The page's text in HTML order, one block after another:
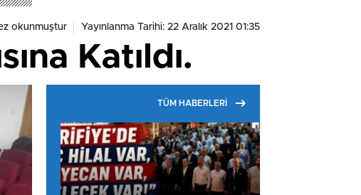
okunmuştur Yayınlanma Tarihi: 22 Aralık 2021 01:35
Katıldı.
TÜM HABERLERİ